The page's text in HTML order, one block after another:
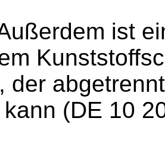
ist
der
(DE 10